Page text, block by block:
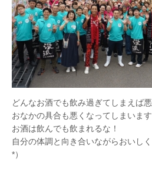
どんなお酒でも飲み過ぎてしまえば
おなかの具合も悪くなってしまいま
お酒は飲んでも飲まれるな！
自分の体調と向き合いながらおいし
*）